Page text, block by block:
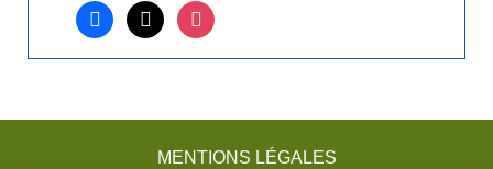
facebook
x instagram
MENTIONS LÉGALES